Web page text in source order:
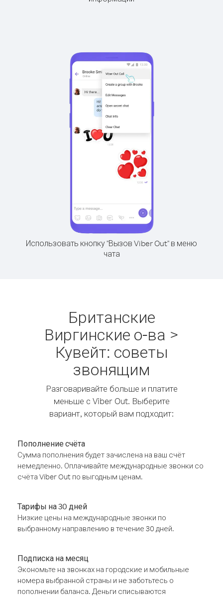
Использовать кнопку "Вызов Viber Out" в меню
чата
Британские
Виргинские о-ва >
Кувейт: советы
звонящим
Разговаривайте больше и платите
меньше с Viber Out. Выберите
вариант, который вам подходит:
Пополнение счёта
Сумма пополнения будет зачислена на ваш счёт
немедленно. Оплачивайте международные звонки со
счёта Viber Out по выгодным ценам.
Тарифы на 30 дней
Низкие цены на международные звонки по
выбранному направлению в течение 30 дней.
Подписка на месяц
Экономьте на звонках на городские и мобильные
номера выбранной страны и не заботьтесь о
пополнении баланса. Деньги списываются